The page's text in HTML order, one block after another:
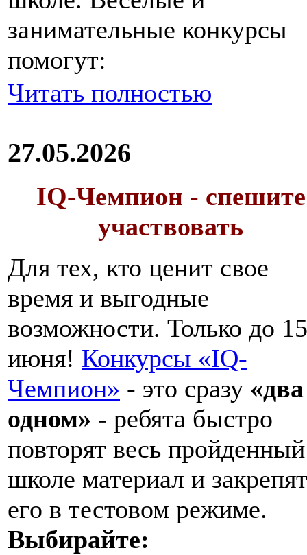
занимательные конкурсы
помогут:
Читать полностью
27.05.2026
IQ-Чемпион - спешите
участвовать
Для тех, кто ценит свое
время и выгодные
возможности. Только до 15
июня! Конкурсы «IQ-
Чемпион» - это сразу
одном» - ребята быстро
повторят весь
школе материал и закрепят
его в тестовом режиме.
Выбирайте: